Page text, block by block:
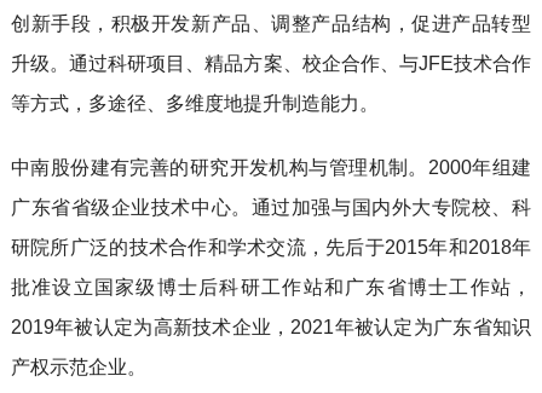
创新手段，积极开发新产品、调整产品结构，促进产品转型
升级。通过科研项目、精品方案、校企合作、与JFE技术合作
等方式，多途径、多维度地提升制造能力。
中南股份建有完善的研究开发机构与管理机制。2000年组建
广东省省级企业技术中心。通过加强与国内外大专院校、科
研院所广泛的技术合作和学术交流，先后于2015年和2018年
批准设立国家级博士后科研工作站和广东省博士工作站，
2019年被认定为高新技术企业，2021年被认定为广东省知识
产权示范企业。